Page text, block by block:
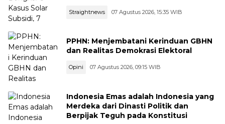
Straightnews 07 Agustus 2026, 15:35 WIB
PPHN: Menjembatani Kerinduan GBHN
dan Realitas Demokrasi Elektoral
Opini 07 Agustus 2026, 09:15 WIB
Indonesia Emas adalah Indonesia yang
Merdeka dari Dinasti Politik dan
Berpijak Teguh pada Konstitusi